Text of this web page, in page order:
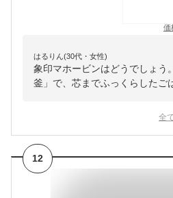
価
はるりん(30代・女性)
象印マホービンはどうでしょう
釜」で、芯までふっくらしたご
全
12